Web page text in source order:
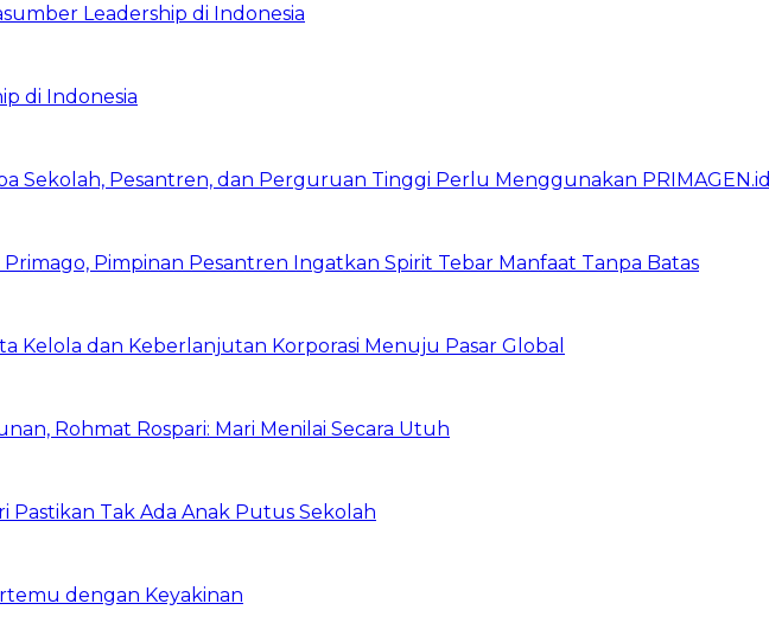
Leadership di Indonesia
di Indonesia
Sekolah, Pesantren, dan Perguruan Tinggi Perlu Menggunakan PRIMAGEN.id
Pimpinan Pesantren Ingatkan Spirit Tebar Manfaat Tanpa Batas
Kelola dan Keberlanjutan Korporasi Menuju Pasar Global
Rohmat Rospari: Mari Menilai Secara Utuh
Pastikan Tak Ada Anak Putus Sekolah
dengan Keyakinan